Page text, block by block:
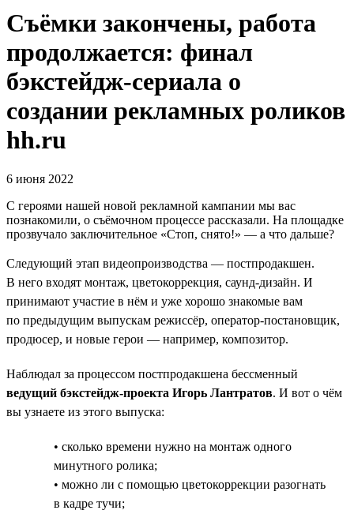
Съёмки закончены, работа
продолжается: финал
бэкстейдж-сериала о
создании рекламных роликов
hh.ru
6 июня 2022
С героями нашей новой рекламной кампании мы вас
познакомили, о съёмочном процессе рассказали. На площадке
прозвучало заключительное «Стоп, снято!» — а что дальше?
Следующий этап видеопроизводства — постпродакшен.
В него входят монтаж, цветокоррекция, саунд-дизайн. И
принимают участие в нём и уже хорошо знакомые вам
по предыдущим выпускам режиссёр, оператор-постановщик,
продюсер, и новые герои — например, композитор.
Наблюдал за процессом постпродакшена бессменный
ведущий бэкстейдж-проекта Игорь Лантратов. И вот о чём
вы узнаете из этого выпуска:
• сколько времени нужно на монтаж одного
минутного ролика;
• можно ли с помощью цветокоррекции разогнать
в кадре тучи;